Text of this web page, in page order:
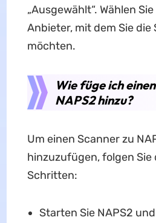
„Ausgewählt“. Wählen
Anbieter, mit dem Sie die
möchten.
Wie füge ich
NAPS2 hinzu?
Um einen Scanner zu
hinzuzufügen, folgen Sie
Schritten:
Starten Sie NAPS2